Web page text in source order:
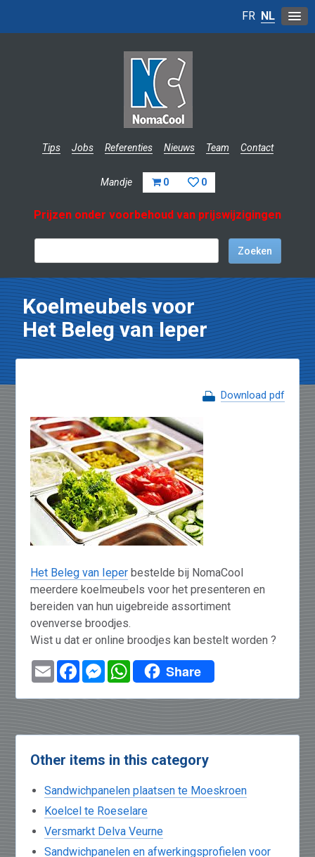
Tips Jobs Referenties Nieuws Team Contact
Mandje 0 0
FR NL
Prijzen onder voorbehoud van prijswijzigingen
Koelmeubels voor
Het Beleg van Ieper
Download pdf
Het Beleg van Ieper bestelde bij NomaCool
meerdere koelmeubels voor het presenteren en
bereiden van hun uigebreide assortiment
ovenverse broodjes.
Wist u dat er online broodjes kan bestelt worden ?
Email FacebookMessenger
WhatsAppShare
Other items in this category
Sandwichpanelen plaatsen te Moeskroen
Koelcel te Roeselare
Versmarkt Delva Veurne
Sandwichpanelen en afwerkingsprofielen voor